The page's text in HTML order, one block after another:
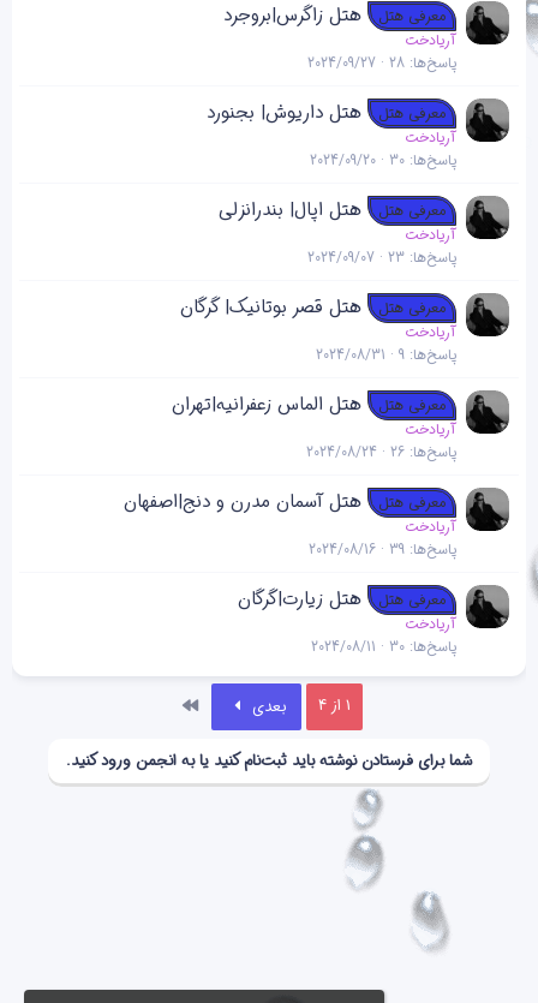
معرفی هتل هتل زاگرس|بروجرد
آریادخت
پاسخ‌ها 28
2024/09/27
معرفی هتل هتل داریوش| بجنورد
آریادخت
پاسخ‌ها 30
2024/09/20
معرفی هتل هتل اپال| بندرانزلی
آریادخت
پاسخ‌ها 23
2024/09/07
معرفی هتل هتل قصر بوتانیک| گرگان
آریادخت
پاسخ‌ها 9
2024/08/31
معرفی هتل هتل الماس زعفرانیه|تهران
آریادخت
پاسخ‌ها 26
2024/08/24
معرفی هتل هتل آسمان مدرن و دنج|اصفهان
آریادخت
پاسخ‌ها 39
2024/08/16
معرفی هتل هتل زیارت|گرگان
آریادخت
پاسخ‌ها 30
2024/08/11
1 از 4 بعدی
شما برای فرستادن نوشته باید ثبت‌نام کنید یا به انجمن ورود کنید.